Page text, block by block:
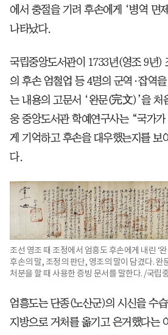
에서 충절을 기려 후손에게 ‘병역 면
나타났다.
국립중앙도서관이 1733년(영조 9년)
의 후손 엄철업 등 4명의 군역·잡역
는 내용의 고문서 ‘완문(完文)’을 처
웅 중앙도서관 학예연구사는 “국가
게 기억하고 후손을 대우했는지를 보
다.
조선 영조 때 조정에서 엄흥도 후손에게 내린 ‘
후손의 말, 조정의 판단, 영조의 말이 담겼다. 완
처분을 할 때 사용한 증빙 문서를 말한다. /국립
엄흥도는 단종(노산군)의 시신을 수
지방으로 거처를 옮기고 은거했다는